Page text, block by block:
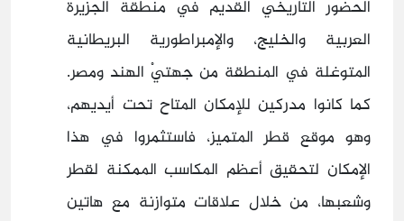
الحضور التاريخي القديم في منطقة الجزيرة
العربية والخليج، والإمبراطورية البريطانية
المتوغلة في المنطقة من جهتيْ الهند ومصر.
كما كانوا مدركين للإمكان المتاح تحت أيديهم،
وهو موقع قطر المتميز، فاستثمروا في هذا
الإمكان لتحقيق أعظم المكاسب الممكنة لقطر
وشعبها، من خلال علاقات متوازنة مع هاتين